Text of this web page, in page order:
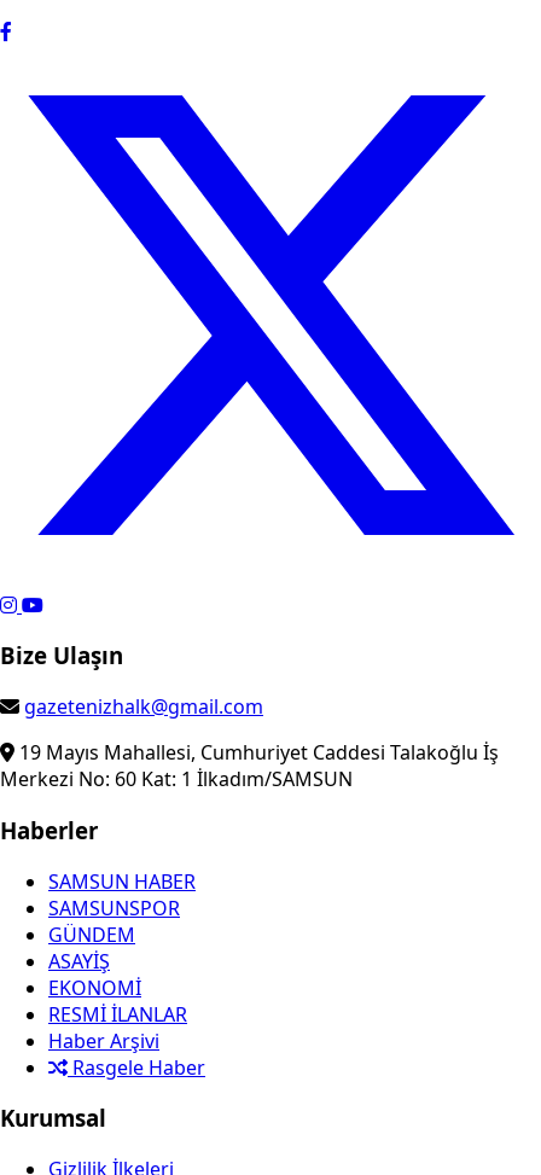
Bize Ulaşın
gazetenizhalk@gmail.com
19 Mayıs Mahallesi, Cumhuriyet Caddesi Talakoğlu İş
Merkezi No: 60 Kat: 1 İlkadım/SAMSUN
Haberler
SAMSUN HABER
SAMSUNSPOR
GÜNDEM
ASAYİŞ
EKONOMİ
RESMİ İLANLAR
Haber Arşivi
Rasgele Haber
Kurumsal
Gizlilik İlkeleri